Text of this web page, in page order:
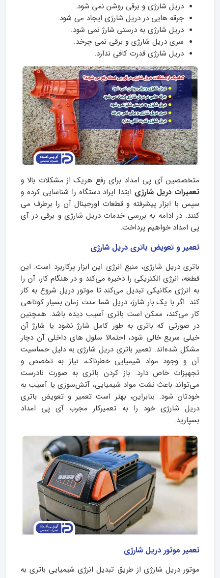
دریل شارژی و برقی روشن نمی شود.
جرقه هایی در دریل شارژی ایجاد می شود.
دریل شارژی به درستی شارژ نمی شود.
سری دریل شارژی و برقی نمی چرخد.
دریل شارژی قدرت کافی ندارد.
متخصصین آی پی امداد برای رفع هریک از مشکلات بالا و
تعمیرات دریل شارژی ابتدا ایراد دستگاه را شناسایی کرده و
سپس با ابزار پیشرفته و قطعات اورجینال آن را برطرف می
کنند. در ادامه به بررسی خدمات دریل شارژی و برقی در آی
پی امداد خواهیم پرداخت.
تعمیر و تعویض باتری دریل شارژی
باتری دریل شارژی، منبع انرژی این ابزار پرکاربرد است. این
قطعه، انرژی الکتریکی را ذخیره می‌کند و در هنگام کار، آن را
به انرژی مکانیکی تبدیل می‌کند تا موتور دریل شروع به کار
کند. اگر با یک بار شارژ، دریل شما مدت زمان بسیار کوتاهی
کار می‌کند، ممکن است باتری آسیب دیده باشد. همچنین
در صورتی که باتری به طور کامل شارژ نشود یا شارژ آن
خیلی سریع خالی شود، احتمالا سلول‌ های داخلی آن دچار
مشکل شده‌اند. تعمیر باتری دریل شارژی به دلیل حساسیت
آن و وجود مواد شیمیایی خطرناک، نیاز به تخصص و
تجهیزات خاص دارد. باز کردن باتری به صورت نادرست
می‌تواند باعث نشت مواد شیمیایی، آتش‌سوزی یا آسیب به
خودتان شود. بنابراین، بهتر است تعمیر و تعویض باتری
دریل شارژی خود را به تعمیرکار مجرب آی پی امداد
بسپارید.
تعمیر موتور دریل شارژی
موتور دریل شارژی از طریق تبدیل انرژی شیمیایی باتری به